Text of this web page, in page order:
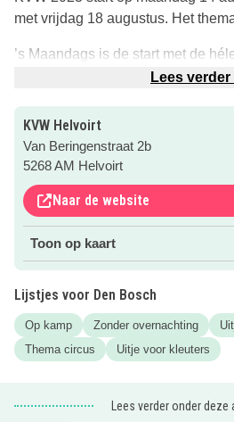
met vrijdag 18 augustus. Het
’s Maandags is de start met de
Leuke afsluiting van de vakantie.
Het programma is samengesteld
kinderen uit groep 3 t/m 5 en vanaf
schrijven ga je naar de website via
Lees verder
KVW Helvoirt
Van Beringenstraat 2b
5268 AM Helvoirt
Naar de website
Toon op kaart
Lijstjes voor Den Bosch
Op kamp Zonder overnachting
Thema circus
Uitje voor kleuters
Lees verder onder deze